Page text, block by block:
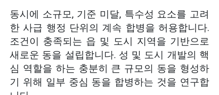
동시에 소규모, 기준 미달, 특수성 요소를 고려
한 사급 행정 단위의 계속 합병을 허용합니다.
조건이 충족되는 읍 및 도시 지역을 기반으로
새로운 동을 설립합니다. 성 및 도시 개발의 핵
심 역할을 하는 충분히 큰 규모의 동을 형성하
기 위해 일부 중심 동을 합병하는 것을 연구합